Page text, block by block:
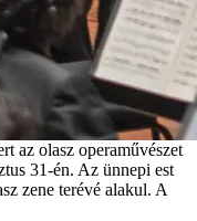
az olasz operaművészet
31-én. Az ünnepi est
zene terévé alakul. A